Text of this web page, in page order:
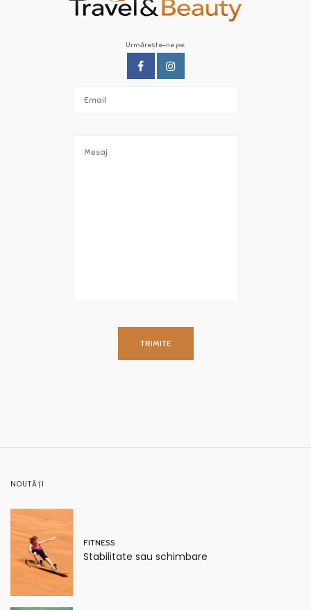
Urmărește-ne pe:
NOUTĂȚI
FITNESS
Stabilitate sau schimbare